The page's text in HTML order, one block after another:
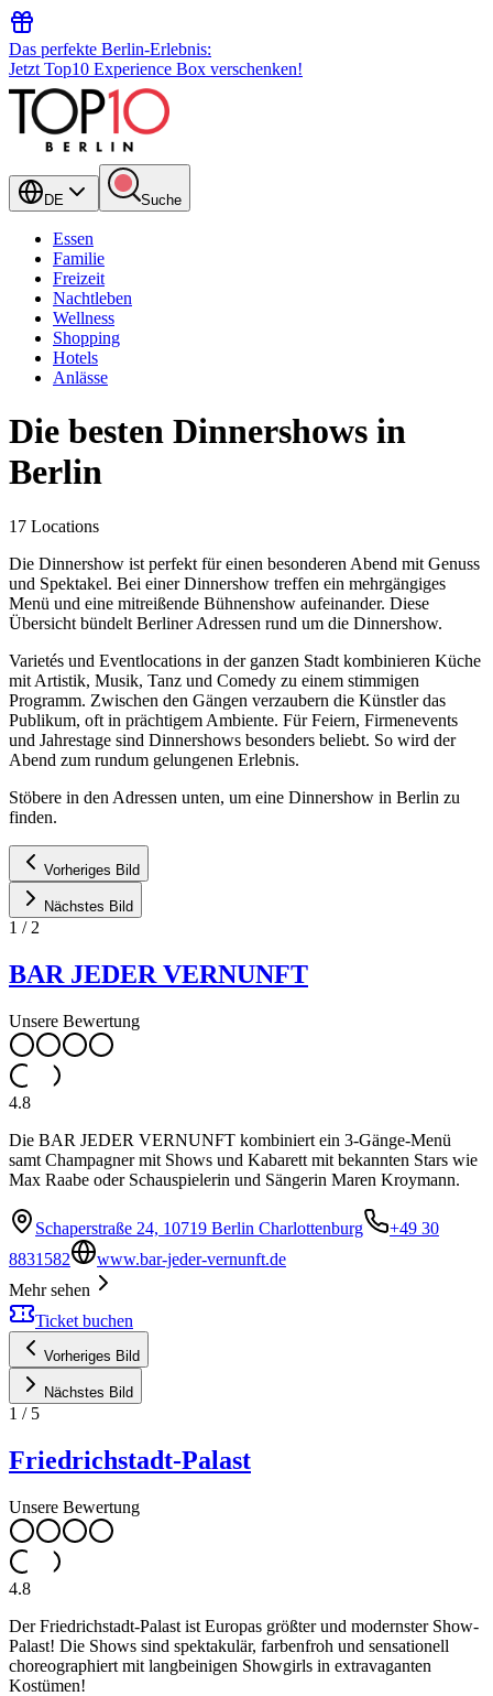
Das perfekte Berlin-Erlebnis:
Jetzt Top10 Experience Box verschenken!
DE Suche
Essen
Familie
Freizeit
Nachtleben
Wellness
Shopping
Hotels
Anlässe
Die besten Dinnershows in
Berlin
17 Locations
Die Dinnershow ist perfekt für einen besonderen Abend mit Genuss
und Spektakel. Bei einer Dinnershow treffen ein mehrgängiges
Menü und eine mitreißende Bühnenshow aufeinander. Diese
Übersicht bündelt Berliner Adressen rund um die Dinnershow.
Varietés und Eventlocations in der ganzen Stadt kombinieren Küche
mit Artistik, Musik, Tanz und Comedy zu einem stimmigen
Programm. Zwischen den Gängen verzaubern die Künstler das
Publikum, oft in prächtigem Ambiente. Für Feiern, Firmenevents
und Jahrestage sind Dinnershows besonders beliebt. So wird der
Abend zum rundum gelungenen Erlebnis.
Stöbere in den Adressen unten, um eine Dinnershow in Berlin zu
finden.
Vorheriges Bild
Nächstes Bild
1 / 2
BAR JEDER VERNUNFT
Unsere Bewertung
4.8
Die BAR JEDER VERNUNFT kombiniert ein 3-Gänge-Menü
samt Champagner mit Shows und Kabarett mit bekannten Stars wie
Max Raabe oder Schauspielerin und Sängerin Maren Kroymann.
Schaperstraße 24, 10719 Berlin Charlottenburg
+49 30
8831582
www.bar-jeder-vernunft.de
Mehr sehen
Ticket buchen
Vorheriges Bild
Nächstes Bild
1 / 5
Friedrichstadt-Palast
Unsere Bewertung
4.8
Der Friedrichstadt-Palast ist Europas größter und modernster Show-
Palast! Die Shows sind spektakulär, farbenfroh und sensationell
choreographiert mit langbeinigen Showgirls in extravaganten
Kostümen!